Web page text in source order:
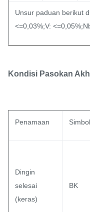
Unsur paduan berikut
<=0,03%;V:
Kondisi Pasokan
Penamaan Simbol
Dingin
selesai
(keras)
BK